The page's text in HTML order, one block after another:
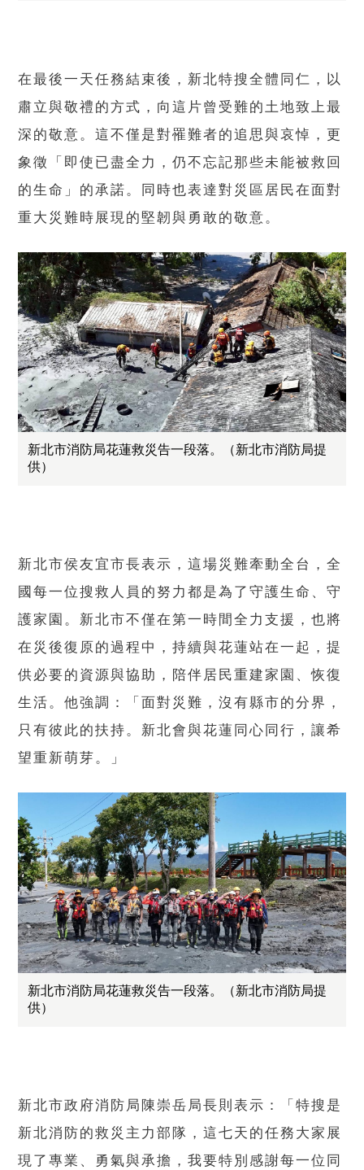
在最後一天任務結束後，新北特搜全體同仁，以
肅立與敬禮的方式，向這片曾受難的土地致上最
深的敬意。這不僅是對罹難者的追思與哀悼，更
象徵「即使已盡全力，仍不忘記那些未能被救回
的生命」的承諾。同時也表達對災區居民在面對
重大災難時展現的堅韌與勇敢的敬意。
新北市消防局花蓮救災告一段落。（新北市消防局提
供）
新北市侯友宜市長表示，這場災難牽動全台，全
國每一位搜救人員的努力都是為了守護生命、守
護家園。新北市不僅在第一時間全力支援，也將
在災後復原的過程中，持續與花蓮站在一起，提
供必要的資源與協助，陪伴居民重建家園、恢復
生活。他強調：「面對災難，沒有縣市的分界，
只有彼此的扶持。新北會與花蓮同心同行，讓希
望重新萌芽。」
新北市消防局花蓮救災告一段落。（新北市消防局提
供）
新北市政府消防局陳崇岳局長則表示：「特搜是
新北消防的救災主力部隊，這七天的任務大家展
現了專業、勇氣與承擔，我要特別感謝每一位同